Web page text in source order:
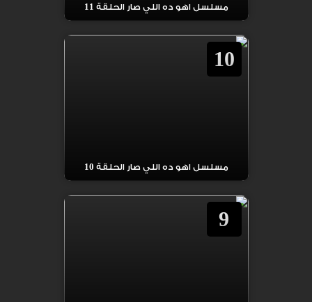
مسلسل اهو ده اللي صار الحلقة 11
10
مسلسل اهو ده اللي صار الحلقة 10
9